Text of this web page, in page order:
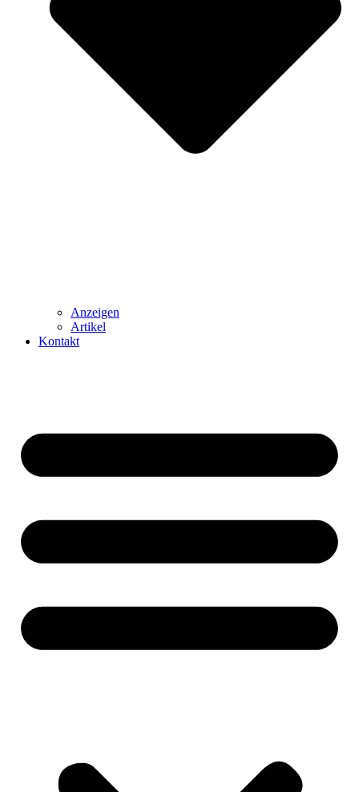
Anzeigen
Artikel
Kontakt